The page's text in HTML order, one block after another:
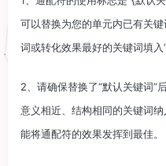
可以替换为您的单元内已有关
词或转化效果最好的关键词填入
2、请确保替换了“默认关键词”
意义相近、结构相同的关键词
能将通配符的效果发挥到最佳。